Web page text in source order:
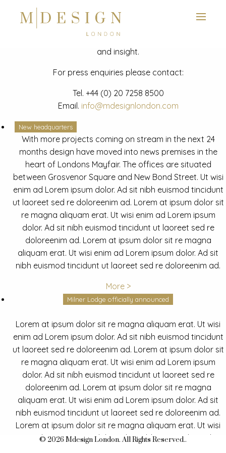
News
Latest mdesign development project and advisory news
and insight.
For press enquiries please contact:
Tel. +44 (0) 20 7258 8500
Email. info@mdesignlondon.com
New headquarters
With more projects coming on stream in the next 24
months design have moved into news premises in the
heart of Londons Mayfair. The offices are situated
between Grosvenor Square and New Bond Street. Ut wisi
enim ad Lorem ipsum dolor. Ad sit nibh euismod tincidunt
ut laoreet sed re doloreenim ad. Lorem at ipsum dolor sit
re magna aliquam erat. Ut wisi enim ad Lorem ipsum
dolor. Ad sit nibh euismod tincidunt ut laoreet sed re
doloreenim ad. Lorem at ipsum dolor sit re magna
aliquam erat. Ut wisi enim ad Lorem ipsum dolor. Ad sit
nibh euismod tincidunt ut laoreet sed re doloreenim ad.
More >
Milner Lodge officially announced
Lorem at ipsum dolor sit re magna aliquam erat. Ut wisi
enim ad Lorem ipsum dolor. Ad sit nibh euismod tincidunt
ut laoreet sed re doloreenim ad. Lorem at ipsum dolor sit
re magna aliquam erat. Ut wisi enim ad Lorem ipsum
dolor. Ad sit nibh euismod tincidunt ut laoreet sed re
doloreenim ad. Lorem at ipsum dolor sit re magna
aliquam erat. Ut wisi enim ad Lorem ipsum dolor. Ad sit
nibh euismod tincidunt ut laoreet sed re doloreenim ad.
Lorem at ipsum dolor sit re magna aliquam erat. Ut wisi
enim ad Lorem ipsum dolor. Ad sit nibh euismod tincidunt
© 2026 Mdesign London. All Rights Reserved..